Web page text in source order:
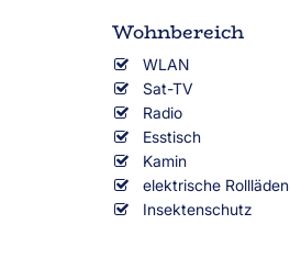
Wohnbereich
WLAN
Sat-TV
Radio
Esstisch
Kamin
elektrische Rollläden
Insektenschutz